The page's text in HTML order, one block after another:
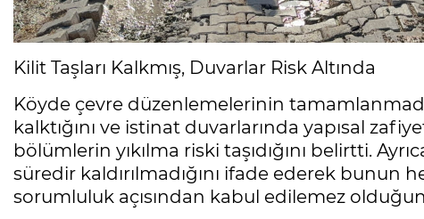
Kilit Taşları Kalkmış, Duvarlar Risk Altında
Köyde çevre düzenlemelerinin
kalktığını ve istinat duvarlarında yapısal
bölümlerin yıkılma riski taşıdığını belirtti.
süredir kaldırılmadığını ifade ederek
sorumluluk açısından kabul edilemez